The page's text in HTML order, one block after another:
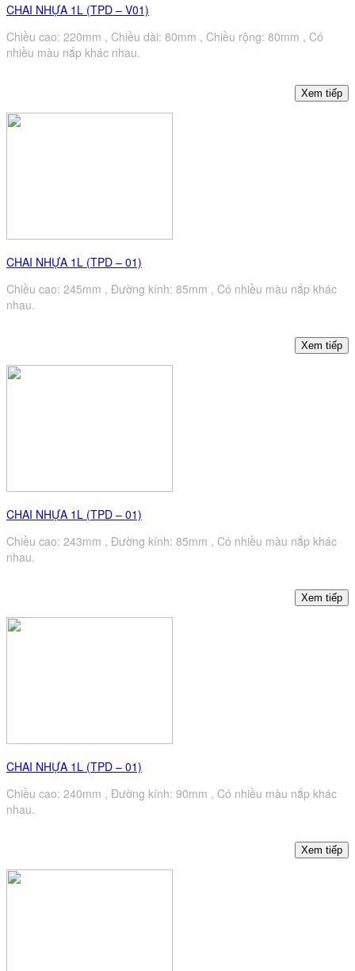
CHAI NHỰA 1L (TPD – V01)
Chiều cao: 220mm , Chiều dài: 80mm , Chiều rộng: 80mm , Có
nhiều màu nắp khác nhau.
CHAI NHỰA 1L (TPD – 01)
Chiều cao: 245mm , Đường kính: 85mm , Có nhiều màu nắp khác
nhau.
CHAI NHỰA 1L (TPD – 01)
Chiều cao: 243mm , Đường kính: 85mm , Có nhiều màu nắp khác
nhau.
CHAI NHỰA 1L (TPD – 01)
Chiều cao: 240mm , Đường kính: 90mm , Có nhiều màu nắp khác
nhau.